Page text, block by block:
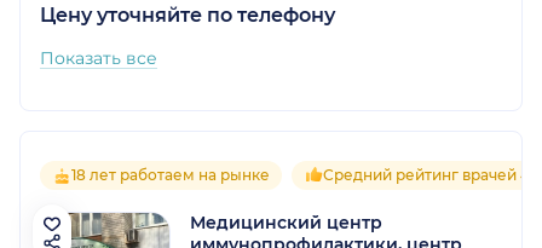
Цену уточняйте по телефону
Показать все
18 лет работаем на рынке Средний рейтинг врачей 4.1
Медицинский центр